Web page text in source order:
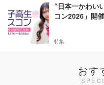
“日本一かわい
コン2026」開
特集
おす